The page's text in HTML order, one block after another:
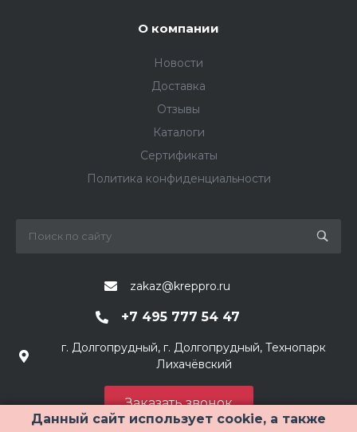
Данный сайт использует cookie, а также
О компании
Новости
Доставка
Отзывы
Каталоги
Сертификаты
Политика конфиденциальности
zakaz@kreppro.ru
+7 495 777 54 47
г. Долгопрудный, г. Долгопрудный, Технопарк
Лихачёвский
Заказать звонок